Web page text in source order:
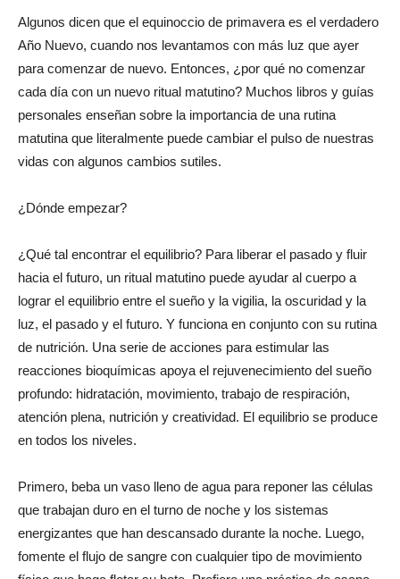
Algunos dicen que el equinoccio de primavera es el verdadero
Año Nuevo, cuando nos levantamos con más luz que ayer
para comenzar de nuevo. Entonces, ¿por qué no comenzar
cada día con un nuevo ritual matutino? Muchos libros y guías
personales enseñan sobre la importancia de una rutina
matutina que literalmente puede cambiar el pulso de nuestras
vidas con algunos cambios sutiles.
¿Dónde empezar?
¿Qué tal encontrar el equilibrio? Para liberar el pasado y fluir
hacia el futuro, un ritual matutino puede ayudar al cuerpo a
lograr el equilibrio entre el sueño y la vigilia, la oscuridad y la
luz, el pasado y el futuro. Y funciona en conjunto con su rutina
de nutrición. Una serie de acciones para estimular las
reacciones bioquímicas apoya el rejuvenecimiento del sueño
profundo: hidratación, movimiento, trabajo de respiración,
atención plena, nutrición y creatividad. El equilibrio se produce
en todos los niveles.
Primero, beba un vaso lleno de agua para reponer las células
que trabajan duro en el turno de noche y los sistemas
energizantes que han descansado durante la noche. Luego,
fomente el flujo de sangre con cualquier tipo de movimiento